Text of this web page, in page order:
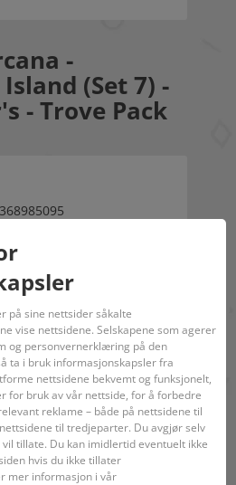
-
(Set 7) -
- Trove Pack
Lorcana TCG
16 x 16 x 10 cm
på sine nettsider såkalte
vise nettsidene. Selskapene som agerer
og personvernerklæring på den
ta i bruk informasjonskapsler fra
nettsidene bekvemt og funksjonelt,
for bruk av vår nettside, for å forbedre
reklame – både på nettsidene til
til tredjeparter. Du avgjør selv
tillate. Du kan imidlertid eventuelt ikke
hvis du ikke tillater
mer informasjon i vår